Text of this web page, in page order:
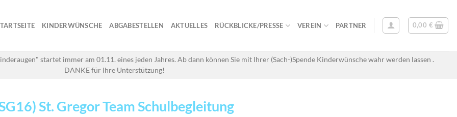
KINDERWÜNSCHE ABGABESTELLEN AKTUELLES RÜCKBLICKE/PRESSE VEREIN PARTNER 0,00 €
startet immer am 01.11. eines jeden Jahres. Ab dann können Sie mit Ihrer (Sach-)Spende Kinderwünsche wahr werden lassen .
DANKE für Ihre Unterstützung!
St. Gregor Team Schulbegleitung